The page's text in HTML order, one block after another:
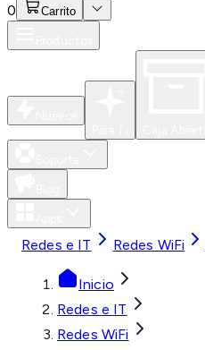
0 Carrito
Redes e IT Redes WiFi
Inicio
Redes e IT
Redes WiFi